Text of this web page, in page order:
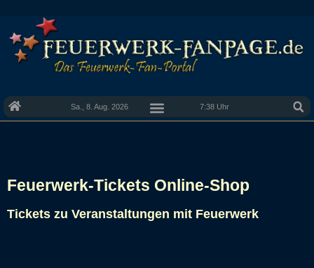
Sa., 8. Aug. 2026 7:38 Uhr
Feuerwerk-Tickets Online-Shop
Tickets zu Veranstaltungen mit Feuerwerk